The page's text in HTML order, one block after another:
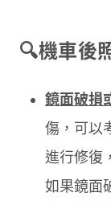
🔍機車後
鏡面破損
傷，可以
進行修復
如果鏡面